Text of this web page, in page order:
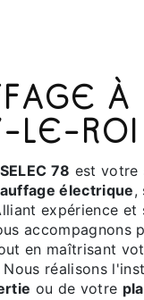
LE-ROI
78 est votre
électrique,
expérience et
accompagnons
en maîtrisant
réalisons
ou de votre